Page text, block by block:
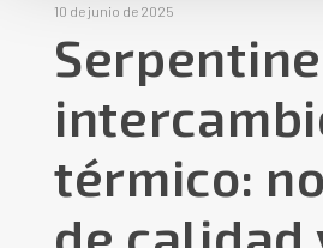
10 de junio de 2025
térmico:
de calidad